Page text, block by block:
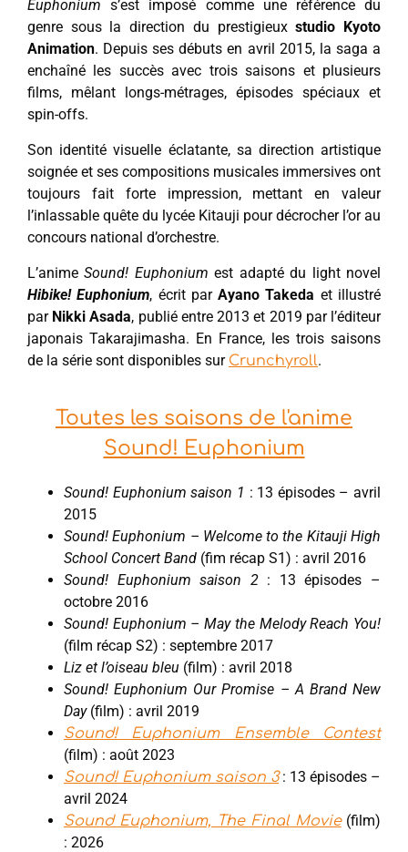
Euphonium s’est imposé comme une référence du
genre sous la direction du prestigieuxstudio Kyoto
Animation. Depuis ses débuts en avril 2015, la saga a
enchaîné les succès avec trois saisons et plusieurs
films, mêlant longs-métrages, épisodes spéciaux et
spin-offs.
Son identité visuelle éclatante, sa direction artistique
soignée et ses compositions musicales immersives ont
toujours fait forte impression, mettant en valeur
l’inlassable quête du lycée Kitauji pour décrocher l’or au
concours national d’orchestre.
L’animeSound! Euphonium est adapté du light novel
Hibike! Euphonium, écrit parAyano Takeda et illustré
par Nikki Asada, publié entre 2013 et 2019 par l’éditeur
japonais Takarajimasha. En France, les trois saisons
de la série sont disponibles sur Crunchyroll.
Toutes les saisons de l'anime
Sound! Euphonium
Sound! Euphonium saison 1 : 13 épisodes – avril
2015
Sound! Euphonium – Welcome to the Kitauji High
School Concert Band (fim récap S1) : avril 2016
Sound! Euphonium saison 2: 13 épisodes –
octobre 2016
Sound! Euphonium – May the Melody Reach You!
(film récap S2) : septembre 2017
Liz et l’oiseau bleu (film) : avril 2018
Sound! Euphonium Our Promise – A Brand New
Day(film) : avril 2019
Sound! Euphonium Ensemble Contest
(film) : août 2023
Sound! Euphonium saison 3: 13 épisodes –
avril 2024
Sound Euphonium, The Final Movie(film)
: 2026